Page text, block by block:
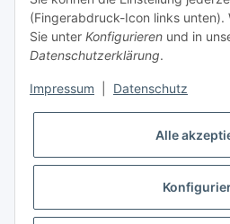
Gesetzliche Informationen
Informationen
Vertrag
(Fingerabdruck-Icon links unten).
Sie unter Konfigurieren und in
Datenschutzerklärung.
Impressum Datenschutz
Alle